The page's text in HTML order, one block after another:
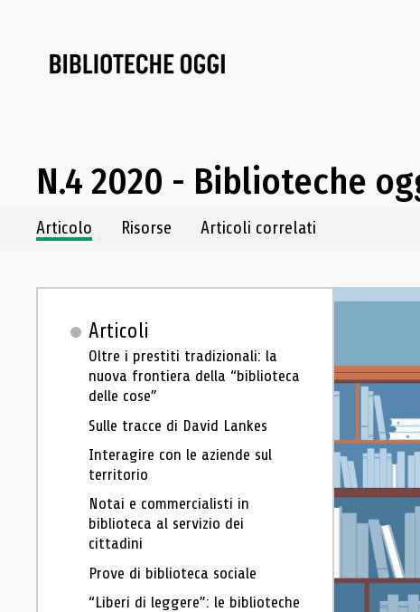
N.4 2020 - Biblioteche
Navigazione dei contenuti del fascicolo
Articolo Risorse Articoli correlati
Articoli
Oltre i prestiti tradizionali: la
nuova frontiera della “biblioteca
delle cose”
Sulle tracce di David Lankes
Interagire con le aziende sul
territorio
Notai e commercialisti in
biblioteca al servizio dei
cittadini
Prove di biblioteca sociale
“Liberi di leggere”: le biblioteche